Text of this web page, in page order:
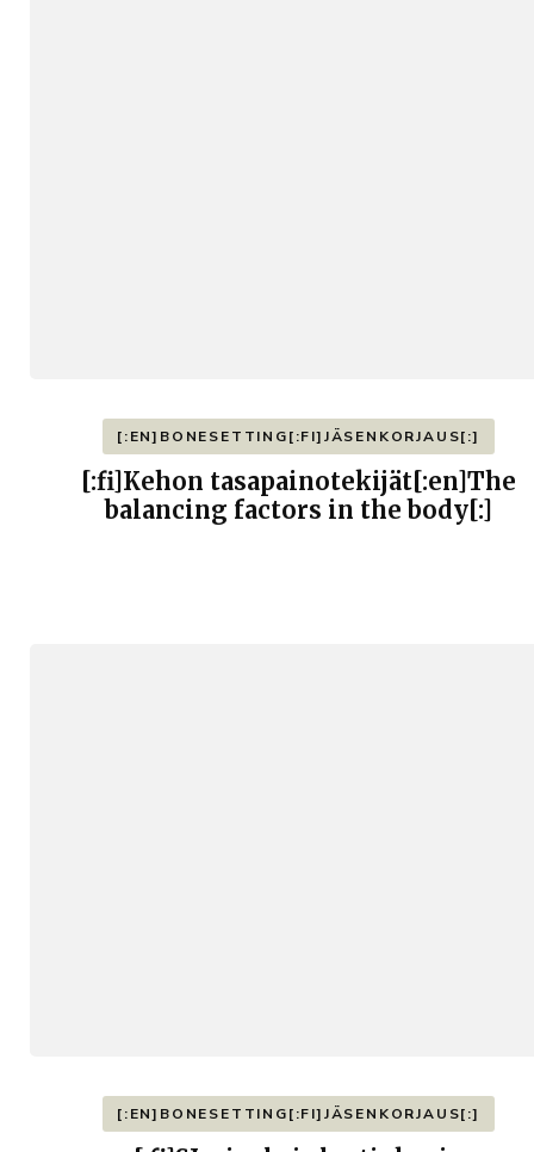
[:EN]BONESETTING[:FI]JÄSENKORJAUS[:]
[:fi]Kehon tasapainotekijät[:en]The
balancing factors in the body[:]
[:EN]BONESETTING[:FI]JÄSENKORJAUS[:]